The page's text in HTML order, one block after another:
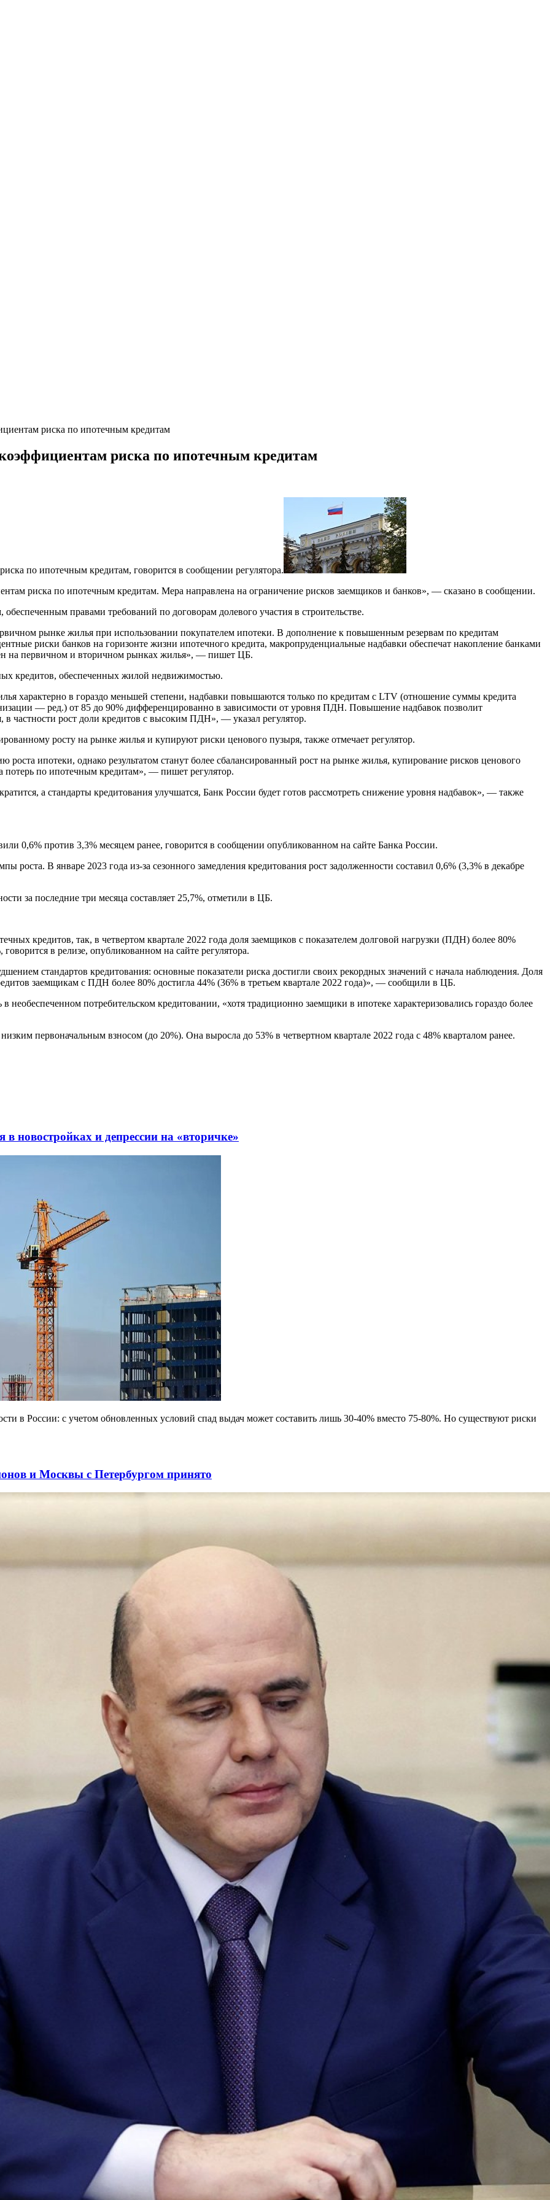
риска по ипотечным кредитам
риска по ипотечным кредитам
по ипотечным кредитам, говорится в сообщении регулятора.
риска по ипотечным кредитам. Мера направлена на ограничение рисков заемщиков и банков», — сказано в сообщении.
правами требований по договорам долевого участия в строительстве.
рынке жилья при использовании покупателем ипотеки. В дополнение к повышенным резервам по кредитам
риски банков на горизонте жизни ипотечного кредита, макропруденциальные надбавки обеспечат накопление банками
на первичном и вторичном рынках жилья», — пишет ЦБ.
кредитов, обеспеченных жилой недвижимостью.
характерно в гораздо меньшей степени, надбавки повышаются только по кредитам с LTV (отношение суммы кредита
— ред.) от 85 до 90% дифференцированно в зависимости от уровня ПДН. Повышение надбавок позволит
в частности рост доли кредитов с высоким ПДН», — указал регулятор.
росту на рынке жилья и купируют риски ценового пузыря, также отмечает регулятор.
ипотеки, однако результатом станут более сбалансированный рост на рынке жилья, купирование рисков ценового
потерь по ипотечным кредитам», — пишет регулятор.
а стандарты кредитования улучшатся, Банк России будет готов рассмотреть снижение уровня надбавок», — также
0,6% против 3,3% месяцем ранее, говорится в сообщении опубликованном на сайте Банка России.
роста. В январе 2023 года из-за сезонного замедления кредитования рост задолженности составил 0,6% (3,3% в декабре
за последние три месяца составляет 25,7%, отметили в ЦБ.
кредитов, так, в четвертом квартале 2022 года доля заемщиков с показателем долговой нагрузки (ПДН) более 80%
в релизе, опубликованном на сайте регулятора.
стандартов кредитования: основные показатели риска достигли своих рекордных значений с начала наблюдения. Доля
заемщикам с ПДН более 80% достигла 44% (36% в третьем квартале 2022 года)», — сообщили в ЦБ.
необеспеченном потребительском кредитовании, «хотя традиционно заемщики в ипотеке характеризовались гораздо более
первоначальным взносом (до 20%). Она выросла до 53% в четвертном квартале 2022 года с 48% кварталом ранее.
новостройках и депрессии на «вторичке»
в России: с учетом обновленных условий спад выдач может составить лишь 30-40% вместо 75-80%. Но существуют риски
и Москвы с Петербургом принято